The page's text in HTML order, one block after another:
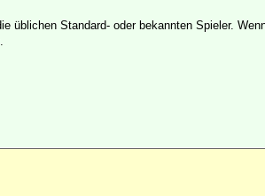
üblichen Standard- oder bekannten Spieler.